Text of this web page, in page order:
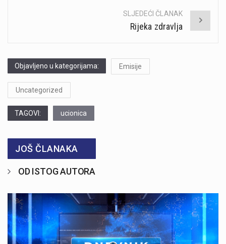
SLJEDEĆI ČLANAK
Rijeka zdravlja
Objavljeno u kategorijama: Emisije
Uncategorized
TAGOVI: ucionica
JOŠ ČLANAKA
OD ISTOG AUTORA